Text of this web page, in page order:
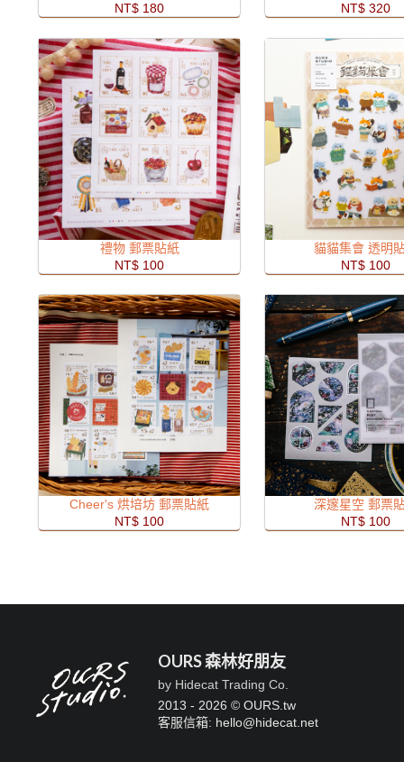
NT$ 180
NT$ 320
禮物 郵票貼紙
NT$ 100
貓貓集會 透明
NT$ 100
Cheer's 烘培坊 郵票貼紙
NT$ 100
深邃星空 郵票
NT$ 100
OURS 森林好朋友
by Hidecat Trading Co.
2013 - 2026 © OURS.tw
客服信箱: hello@hidecat.net